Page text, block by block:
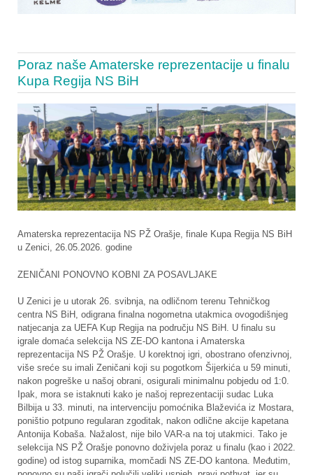
Poraz naše Amaterske reprezentacije u finalu
Kupa Regija NS BiH
Amaterska reprezentacija NS PŽ Orašje, finale Kupa Regija NS BiH
u Zenici, 26.05.2026. godine
ZENIČANI PONOVNO KOBNI ZA POSAVLJAKE
U Zenici je u utorak 26. svibnja, na odličnom terenu Tehničkog
centra NS BiH, odigrana finalna nogometna utakmica ovogodišnjeg
natjecanja za UEFA Kup Regija na području NS BiH. U finalu su
igrale domaća selekcija NS ZE-DO kantona i Amaterska
reprezentacija NS PŽ Orašje. U korektnoj igri, obostrano ofenzivnoj,
više sreće su imali Zeničani koji su pogotkom Šijerkića u 59 minuti,
nakon pogreške u našoj obrani, osigurali minimalnu pobjedu od 1:0.
Ipak, mora se istaknuti kako je našoj reprezentaciji sudac Luka
Bilbija u 33. minuti, na intervenciju pomoćnika Blaževića iz Mostara,
poništio potpuno regularan zgoditak, nakon odlične akcije kapetana
Antonija Kobaša. Nažalost, nije bilo VAR-a na toj utakmici. Tako je
selekcija NS PŽ Orašje ponovno doživjela poraz u finalu (kao i 2022.
godine) od istog suparnika, momčadi NS ZE-DO kantona. Međutim,